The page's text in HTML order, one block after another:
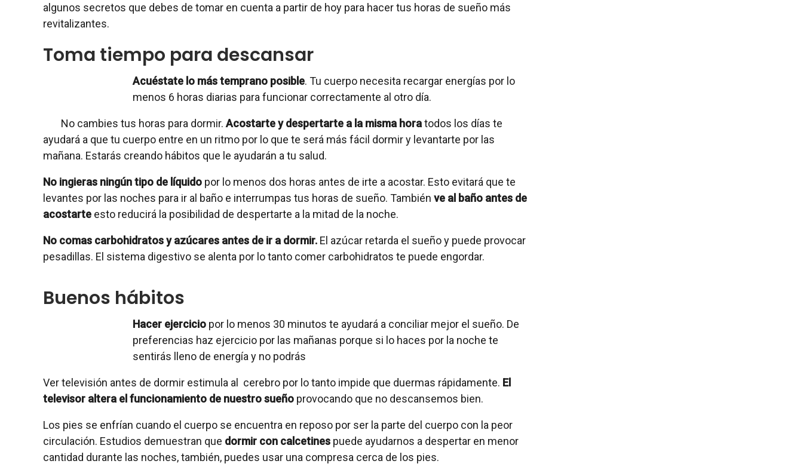
algunos secretos que debes de tomar en cuenta a partir de hoy para hacer tus horas de sueño más
revitalizantes.
Toma tiempo para descansar
Acuéstate lo más temprano posible. Tu cuerpo necesita recargar energías por lo
menos 6 horas diarias para funcionar correctamente al otro día.
No cambies tus horas para dormir. Acostarte y despertarte a la misma horatodos los días te
ayudará a que tu cuerpo entre en un ritmo por lo que te será más fácil dormir y levantarte por las
mañana. Estarás creando hábitos que le ayudarán a tu salud.
No ingieras ningún tipo de líquido por lo menos dos horas antes de irte a acostar. Esto evitará que te
levantes por las noches para ir al baño e interrumpas tus horas de sueño. También ve al baño antes de
acostarte esto reducirá la posibilidad de despertarte a la mitad de la noche.
No comas carbohidratos y azúcares antes de ir a dormir. El azúcar retarda el sueño y puede provocar
pesadillas. El sistema digestivo se alenta por lo tanto comer carbohidratos te puede engordar.
Buenos hábitos
Hacer ejercicio por lo menos 30 minutos te ayudará a conciliar mejor el sueño. De
preferencias haz ejercicio por las mañanas porque si lo haces por la noche te
sentirás lleno de energía y no podrás
Ver televisión antes de dormir estimula al cerebro por lo tanto impide que duermas rápidamente. El
televisor altera el funcionamiento de nuestro sueño provocando que no descansemos bien.
Los pies se enfrían cuando el cuerpo se encuentra en reposo por ser la parte del cuerpo con la peor
circulación. Estudios demuestran que dormir con calcetines puede ayudarnos a despertar en menor
cantidad durante las noches, también, puedes usar una compresa cerca de los pies.